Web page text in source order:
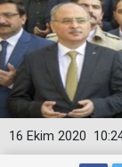
16 Ekim 2020